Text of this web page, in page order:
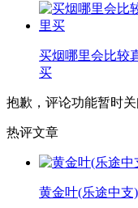
买烟哪里会比较
买
抱歉，评论功能暂时
热评文章
黄金叶(乐途中支